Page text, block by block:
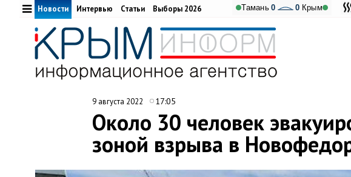
Тамань 0 0 Крым
Новости Интервью Статьи Выборы 2026
9 августа 2022 17:05
Около 30 человек
зоной взрыва в